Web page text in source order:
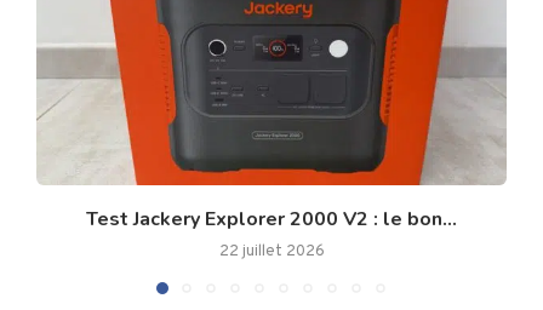
Test Jackery Explorer 2000 V2 : le bon...
22 juillet 2026